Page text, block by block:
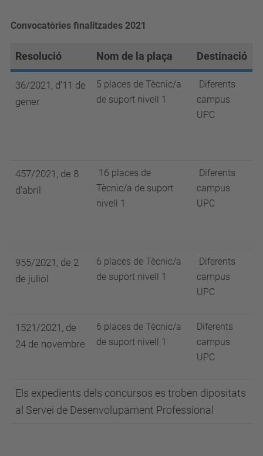
Convocatòries finalitzades 2021
Resolució Nom de la plaça Destinació
Els expedients dels concursos es troben dipositats
al Servei de Desenvolupament Professional
36/2021, d'11 de
gener
5 places de Tècnic/a
de suport nivell 1
Diferents
campus
UPC
457/2021, de 8
d'abril
16 places de
Tècnic/a de suport
nivell 1
Diferents
campus
UPC
955/2021, de 2
de juliol
6 places de Tècnic/a
de suport nivell 1
Diferents
campus
UPC
1521/2021, de
24 de novembre
6 places de Tècnic/a
de suport nivell 1
Diferents
campus
UPC